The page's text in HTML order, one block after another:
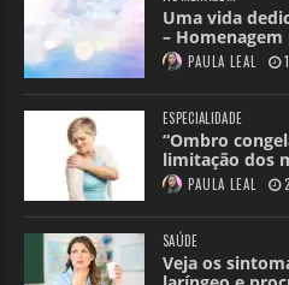
Uma vida
–
PAULA LEAL
ESPECIALIDADE
“Ombro
limitação dos
PAULA LEAL
SAÚDE
Veja os